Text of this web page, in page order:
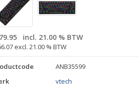
incl. 21.00 % BTW
excl. 21.00 % BTW
ANB35599
vtech